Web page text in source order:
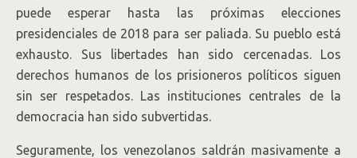
puede esperar hasta las próximas elecciones
presidenciales de 2018 para ser paliada. Su pueblo está
exhausto. Sus libertades han sido cercenadas. Los
derechos humanos de los prisioneros políticos siguen
sin ser respetados. Las instituciones centrales de la
democracia han sido subvertidas.
Seguramente, los venezolanos saldrán masivamente a